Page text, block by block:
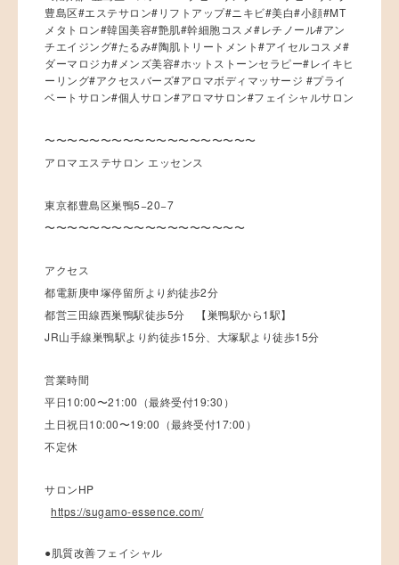
豊島区#エステサロン#リフトアップ#ニキビ#美白#小顔#MT
メタトロン#韓国美容#艶肌#幹細胞コスメ#レチノール#アン
チエイジング#たるみ#陶肌トリートメント#アイセルコスメ#
ダーマロジカ#メンズ美容#ホットストーンセラピー#レイキヒ
ーリング#アクセスバーズ#アロマボディマッサージ #プライ
ベートサロン#個人サロン#アロマサロン#フェイシャルサロン
〜〜〜〜〜〜〜〜〜〜〜〜〜〜〜〜〜〜〜
アロマエステサロン エッセンス
東京都豊島区巣鴨5−20−7
〜〜〜〜〜〜〜〜〜〜〜〜〜〜〜〜〜〜
アクセス
都電新庚申塚停留所より約徒歩2分
都営三田線西巣鴨駅徒歩5分 【巣鴨駅から1駅】
JR山手線巣鴨駅より約徒歩15分、大塚駅より徒歩15分
営業時間
平日10:00〜21:00（最終受付19:30）
土日祝日10:00〜19:00（最終受付17:00）
不定休
サロンHP
https://sugamo-essence.com/
●肌質改善フェイシャル